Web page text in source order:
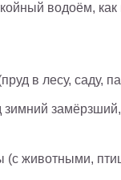
водоём,
в лесу, саду,
(с животными,